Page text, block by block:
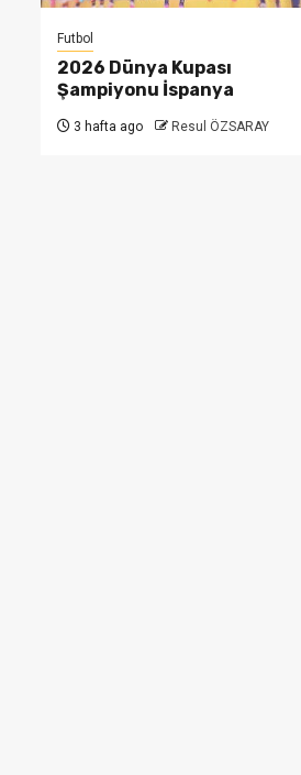
Futbol
2026 Dünya Kupası
Şampiyonu İspanya
3 hafta ago Resul ÖZSARAY